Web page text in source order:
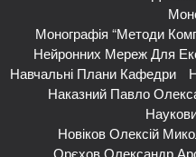
Монографія “Методи
Нейронних Мереж Для
Навчальні Плани Кафедри
Наказний Павло
Новіков Олексій
Орєхов Олександр